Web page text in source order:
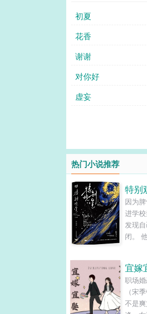
初夏
花香
谢谢
对你好
虚妄
热门小说推荐
特别
因为
进学
发现
闭。
折腾故
大火
服管
躁狂
宜嫁
职场
（宋
不是